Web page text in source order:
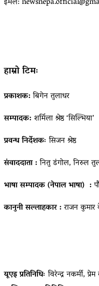
हाम्रो टिमः
प्रकाशक:बिगेन तुलाधर
सम्पादक: शर्मिला श्रेष्ठ ‘सिल्भिया’
प्रवन्ध निर्देशकःसिजन श्रेष्ठ
संवाददाता :नितु डंगोल, निरुल
भाषा सम्पादक (नेपाल भाषा) :
कानुनी सल्लाहकार :राजन
यूएइ प्रतिनिधिः विरेन्द्र नकर्मी,